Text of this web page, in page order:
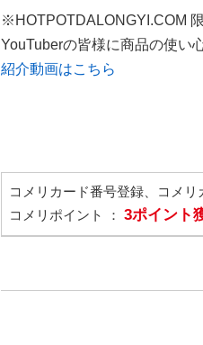
※HOTPOTDALONGYI.COM
YouTuberの皆様に商品の使い
紹介動画はこちら
コメリカード番号登録、コメ
コメリポイント ： 3ポイント